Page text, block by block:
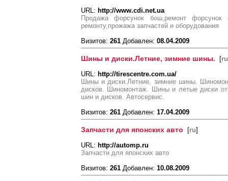
URL: http://www.cdi.net.ua
Продажа форсунок бош,ремонт форсунок
ремонту,прожажа запчастей и оборудования
Визитов: 261 Добавлен: 08.04.2009
Шины и диски.Летние, зимние шины. [ru
URL: http://tirescentre.com.ua/
Шины и диски.Летние, зимние шины.
дисков. Шиномонтаж. Шины и летые диски
шин и дисков. Автосервис.
Визитов: 261 Добавлен: 17.04.2009
Запчасти для японских авто [ru]
URL: http://automp.ru
Запчасти для японских авто
Визитов: 261 Добавлен: 10.08.2009